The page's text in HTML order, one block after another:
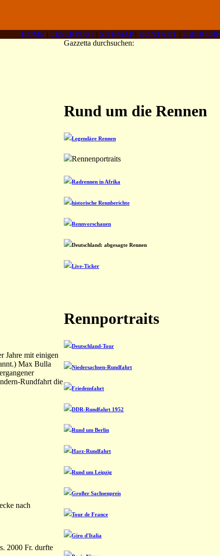
HOME | LESERPOST | SITEMAP| KONTAKT | ÜBER C4F
Jahre mit einigen
Max Bulla
Rundfahrt die
nach
2000 Fr. durfte
Gazzetta durchsuchen:
Rund um die Rennen
Legendäre Rennen
Rennenportraits
Radrennen in Afrika
historische Rennberichte
Rennvorschauen
Deutschland: abgesagte Rennen
Live-Ticker
Rennportraits
Deutschland-Tour
Niedersachsen-Rundfahrt
Friedensfahrt
DDR-Rundfahrt 1952
Rund um Berlin
Harz-Rundfahrt
Rund um Leipzig
Großer Sachsenpreis
Tour de France
Giro d'Italia